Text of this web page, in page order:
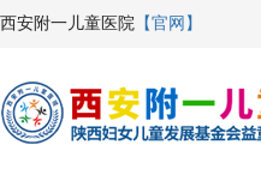
西安附一儿童医院 【官网】